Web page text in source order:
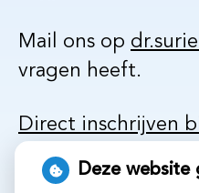
Mail ons op
vragen heeft.
Direct inschrijven
Deze website